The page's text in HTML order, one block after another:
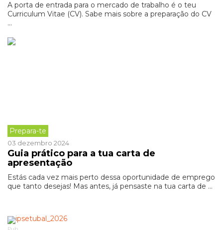
A porta de entrada para o mercado de trabalho é o teu
Curriculum Vitae (CV). Sabe mais sobre a preparação do CV
...
Prepara-te
03 dezembro 2024
Guia prático para a tua carta de
apresentação
Estás cada vez mais perto dessa oportunidade de emprego
que tanto desejas! Mas antes, já pensaste na tua carta de ...